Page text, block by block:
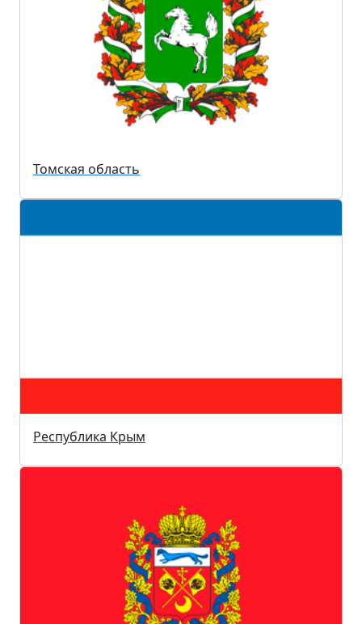
Томская область
Республика Крым